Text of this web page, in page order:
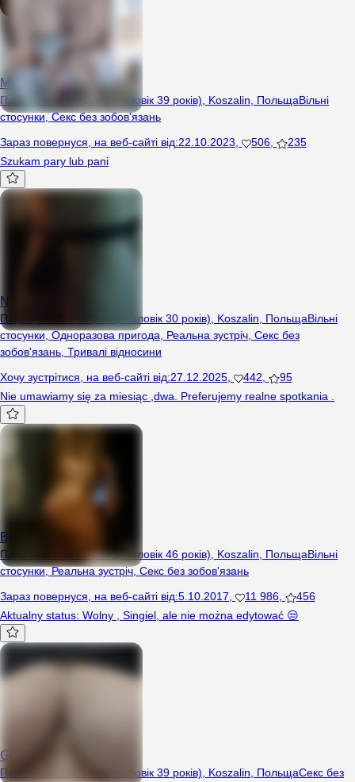
Mlodzi3036
Пара (Жінка 36 років, Чоловік 39 років), Koszalin, ПольщаВільні
стосунки,Секс без зобов'язань
Зараз повернуся
на веб-сайті від:22.10.2023 506
235
Szukam pary lub pani
Nas2nas2
Пара (Чоловік 38 років, Чоловік 30 років), Koszalin, ПольщаВільні
стосунки,Одноразова пригода, Реальна зустріч, Секс без
зобов'язань, Тривалі відносини
Хочу зустрітися, на веб-сайті від:27.12.2025, 442,
95
Nie umawiamy się za miesiąc ,dwa. Preferujemy realne spotkania .
Bueno
Пара (Чоловік 46 років, Чоловік 46 років), Koszalin, ПольщаВільні
стосунки,Реальна зустріч, Секс без зобов'язань
Зараз повернуся
на веб-сайті від:5.10.2017 11 986
456
Aktualny status: Wolny , Singiel, ale nie można edytować 😒
GlodniAdrenaliny
Пара (Жінка 32 років, Чоловік 39 років), Koszalin, ПольщаСекс без